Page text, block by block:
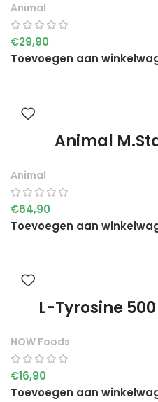
Animal
€29,90
Toevoegen aan
Animal
Animal
€64,90
Toevoegen aan
L-Tyrosine
NOW Foods
€16,90
Toevoegen aan